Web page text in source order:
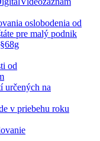
oslobodenia od
pre malý podnik
od
určených na
v priebehu roku